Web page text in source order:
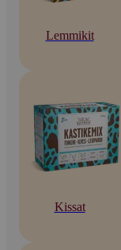
Lemmikit
Kissat